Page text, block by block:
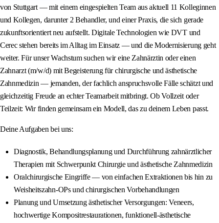
von Stuttgart — mit einem eingespielten Team aus aktuell 11 Kolleginnen
und Kollegen, darunter 2 Behandler, und einer Praxis, die sich gerade
zukunftsorientiert neu aufstellt. Digitale Technologien wie DVT und
Cerec stehen bereits im Alltag im Einsatz — und die Modernisierung geht
weiter. Für unser Wachstum suchen wir eine Zahnärztin oder einen
Zahnarzt (m/w/d) mit Begeisterung für chirurgische und ästhetische
Zahnmedizin — jemanden, der fachlich anspruchsvolle Fälle schätzt und
gleichzeitig Freude an echter Teamarbeit mitbringt. Ob Vollzeit oder
Teilzeit: Wir finden gemeinsam ein Modell, das zu deinem Leben passt.
Deine Aufgaben bei uns:
Diagnostik, Behandlungsplanung und Durchführung zahnärztlicher
Therapien mit Schwerpunkt Chirurgie und ästhetische Zahnmedizin
Oralchirurgische Eingriffe — von einfachen Extraktionen bis hin zu
Weisheitszahn-OPs und chirurgischen Vorbehandlungen
Planung und Umsetzung ästhetischer Versorgungen: Veneers,
hochwertige Kompositrestaurationen, funktionell-ästhetische